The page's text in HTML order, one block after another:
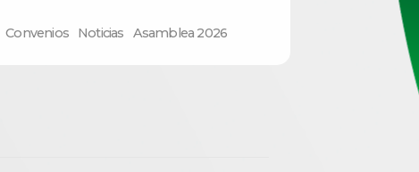
Convenios Noticias Asamblea 2026